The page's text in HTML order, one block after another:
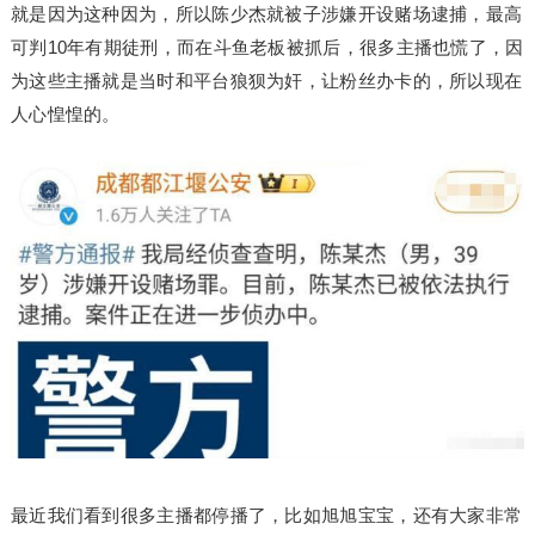
就是因为这种因为，所以陈少杰就被子涉嫌开设赌场逮捕，最高
可判10年有期徒刑，而在斗鱼老板被抓后，很多主播也慌了，因
为这些主播就是当时和平台狼狈为奸，让粉丝办卡的，所以现在
人心惶惶的。
最近我们看到很多主播都停播了，比如旭旭宝宝，还有大家非常